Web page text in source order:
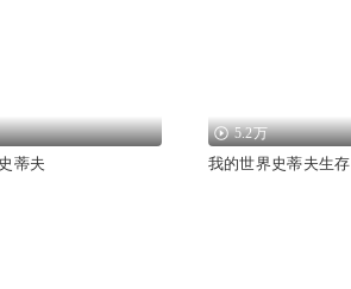
蒂夫
5.2万
我的世界史蒂夫生存